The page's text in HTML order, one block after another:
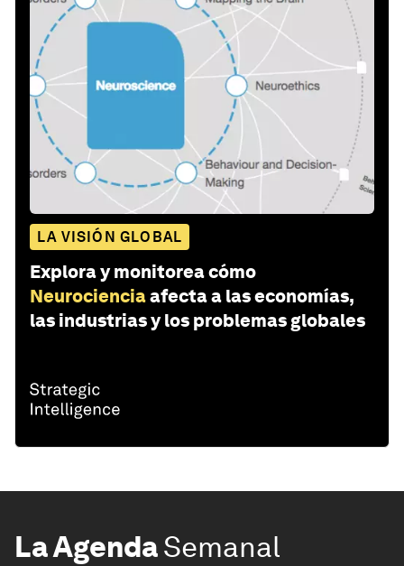
LA VISIÓN GLOBAL
Explora y monitorea cómo
Neurocienciaafecta a las economías,
las industrias y los problemas globales
La AgendaSemanal